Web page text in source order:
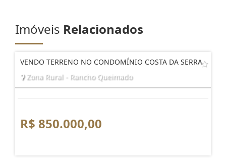
Imóveis Relacionados
VENDO TERRENO NO CONDOMÍNIO COSTA DA SERRA
Zona Rural - Rancho Queimado
R$ 850.000,00